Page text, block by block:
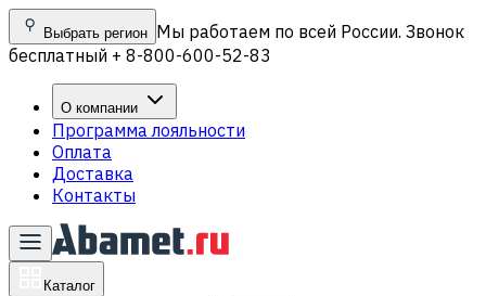
Выбрать регион Мы работаем по всей России. Звонок
бесплатный + 8-800-600-52-83
О компании
Программа лояльности
Оплата
Доставка
Контакты
Каталог